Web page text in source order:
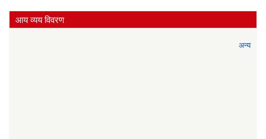
आय व्यय विवरण
अन्य